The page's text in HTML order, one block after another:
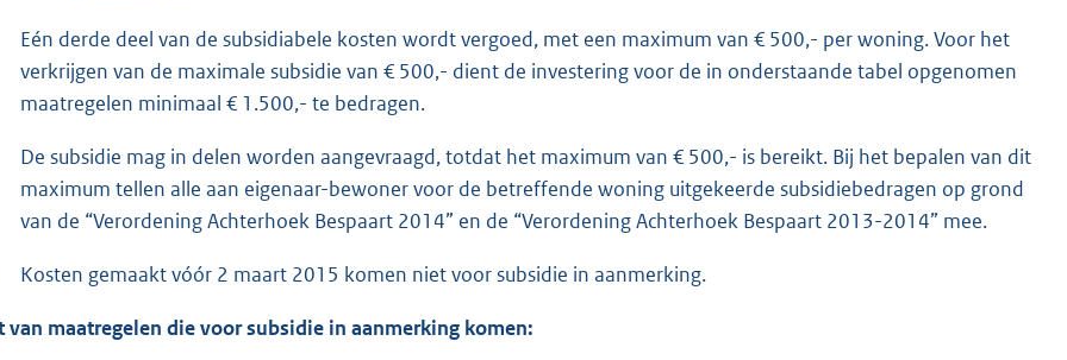
Eén derde deel van de subsidiabele kosten wordt vergoed, met een maximum van € 500,- per woning. Voor het
verkrijgen van de maximale subsidie van € 500,- dient de investering voor de in onderstaande tabel opgenomen
maatregelen minimaal € 1.500,- te bedragen.
De subsidie mag in delen worden aangevraagd, totdat het maximum van € 500,- is bereikt. Bij het bepalen van dit
maximum tellen alle aan eigenaar-bewoner voor de betreffende woning uitgekeerde subsidiebedragen op grond
van de “Verordening Achterhoek Bespaart 2014” en de “Verordening Achterhoek Bespaart 2013-2014” mee.
Kosten gemaakt vóór 2 maart 2015 komen niet voor subsidie in aanmerking.
van maatregelen die voor subsidie in aanmerking komen: